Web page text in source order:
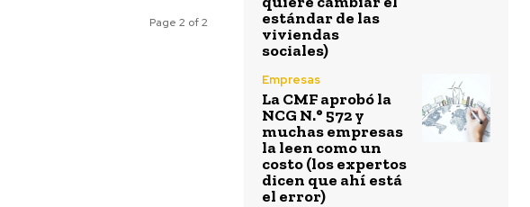
Page 2 of 2
estándar de las
viviendas
sociales)
Empresas
La CMF aprobó la
NCG N.° 572 y
muchas empresas
la leen como un
costo (los expertos
dicen que ahí está
el error)